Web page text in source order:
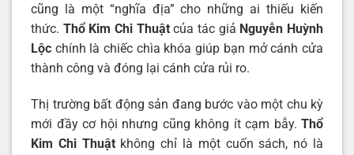
cũng là một “nghĩa địa” cho những ai thiếu kiến
thức. Thổ Kim Chi Thuậtcủa tác giả Nguyễn Huỳnh
Lộc chính là chiếc chìa khóa giúp bạn mở cánh cửa
thành công và đóng lại cánh cửa rủi ro.
Thị trường bất động sản đang bước vào một chu kỳ
mới đầy cơ hội nhưng cũng không ít cạm bẫy. Thổ
Kim Chi Thuậtkhông chỉ là một cuốn sách, nó là